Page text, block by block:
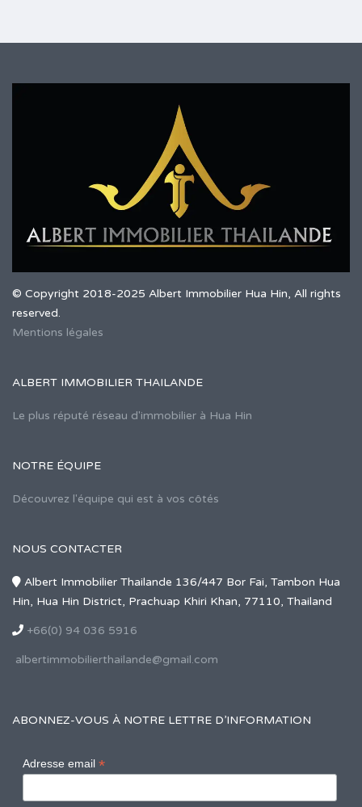
© Copyright 2018-2025 Albert Immobilier Hua Hin, All rights
reserved.
Mentions légales
ALBERT IMMOBILIER THAILANDE
Le plus réputé réseau d'immobilier à Hua Hin
NOTRE ÉQUIPE
Découvrez l'équipe qui est à vos côtés
NOUS CONTACTER
Albert Immobilier Thailande 136/447 Bor Fai, Tambon Hua
Hin, Hua Hin District, Prachuap Khiri Khan, 77110, Thailand
+66(0) 94 036 5916
albertimmobilierthailande@gmail.com
ABONNEZ-VOUS À NOTRE LETTRE D’INFORMATION
Adresse email *